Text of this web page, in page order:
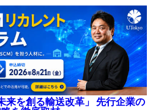
来を創る輸送改革」 先行企業の